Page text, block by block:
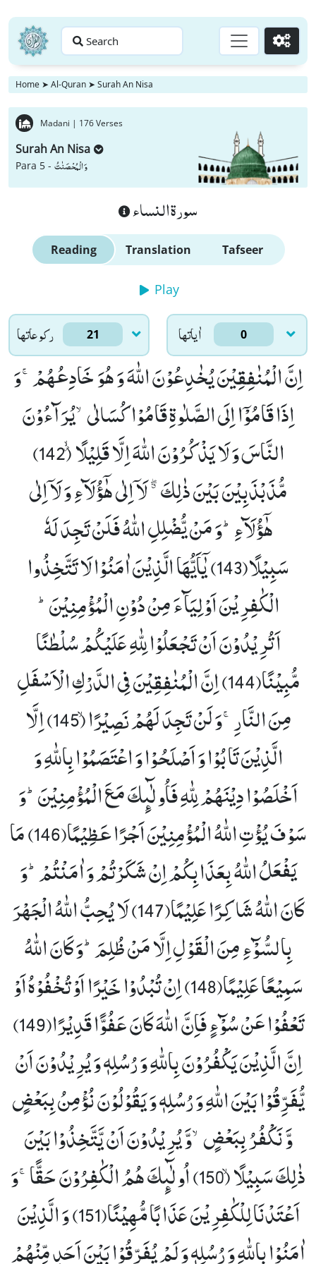
Search Go
Home ➤ Al-Quran ➤ Surah An Nisa
Madani | 176 Verses
Surah An Nisa
Para 5 - وَ الْمُحْصَنٰتُ
سورة النساء
Reading Translation Tafseer
Play
ركوعاتها 21 اٰياتها 0
اِنَّ الْمُنٰفِقِیْنَ یُخٰدِعُوْنَ اللّٰهَ وَ هُوَ خَادِعُهُمْۚ-وَ
اِذَا قَامُوْۤا اِلَى الصَّلٰوةِ قَامُوْا كُسَالٰىۙ-یُرَآءُوْنَ
النَّاسَ وَ لَا یَذْكُرُوْنَ اللّٰهَ اِلَّا قَلِیْلًا٘ۙ (142)
مُّذَبْذَبِیْنَ بَیْنَ ذٰلِكَ ﳓ لَاۤ اِلٰى هٰۤؤُلَآءِ وَ لَاۤ اِلٰى
هٰۤؤُلَآءِؕ-وَ مَنْ یُّضْلِلِ اللّٰهُ فَلَنْ تَجِدَ لَهٗ
سَبِیْلًا(143)
یٰۤاَیُّهَا الَّذِیْنَ اٰمَنُوْا لَا تَتَّخِذُوا
الْكٰفِرِیْنَ اَوْلِیَآءَ مِنْ دُوْنِ الْمُؤْمِنِیْنَؕ-
اَتُرِیْدُوْنَ اَنْ تَجْعَلُوْا لِلّٰهِ عَلَیْكُمْ سُلْطٰنًا
مُّبِیْنًا(144)
اِنَّ الْمُنٰفِقِیْنَ فِی الدَّرْكِ الْاَسْفَلِ
مِنَ النَّارِۚ-وَ لَنْ تَجِدَ لَهُمْ نَصِیْرًاۙ (145)
اِلَّا
الَّذِیْنَ تَابُوْا وَ اَصْلَحُوْا وَ اعْتَصَمُوْا بِاللّٰهِ وَ
اَخْلَصُوْا دِیْنَهُمْ لِلّٰهِ فَاُولٰٓىٕكَ مَعَ الْمُؤْمِنِیْنَؕ-وَ
سَوْفَ یُؤْتِ اللّٰهُ الْمُؤْمِنِیْنَ اَجْرًا عَظِیْمًا(146)
مَا
یَفْعَلُ اللّٰهُ بِعَذَابِكُمْ اِنْ شَكَرْتُمْ وَ اٰمَنْتُمْؕ-وَ
كَانَ اللّٰهُ شَاكِرًا عَلِیْمًا(147)
لَا یُحِبُّ اللّٰهُ الْجَهْرَ
بِالسُّوْٓءِ مِنَ الْقَوْلِ اِلَّا مَنْ ظُلِمَؕ-وَ كَانَ اللّٰهُ
سَمِیْعًا عَلِیْمًا(148)
اِنْ تُبْدُوْا خَیْرًا اَوْ تُخْفُوْهُ اَوْ
تَعْفُوْا عَنْ سُوْٓءٍ فَاِنَّ اللّٰهَ كَانَ عَفُوًّا قَدِیْرًا(149)
اِنَّ الَّذِیْنَ یَكْفُرُوْنَ بِاللّٰهِ وَ رُسُلِهٖ وَ یُرِیْدُوْنَ اَنْ
یُّفَرِّقُوْا بَیْنَ اللّٰهِ وَ رُسُلِهٖ وَ یَقُوْلُوْنَ نُؤْمِنُ بِبَعْضٍ
وَّ نَكْفُرُ بِبَعْضٍۙ-وَّ یُرِیْدُوْنَ اَنْ یَّتَّخِذُوْا بَیْنَ
ذٰلِكَ سَبِیْلًاۙ (150)
اُولٰٓىٕكَ هُمُ الْكٰفِرُوْنَ حَقًّاۚ-وَ
اَعْتَدْنَا لِلْكٰفِرِیْنَ عَذَابًا مُّهِیْنًا(151)
وَ الَّذِیْنَ
اٰمَنُوْا بِاللّٰهِ وَ رُسُلِهٖ وَ لَمْ یُفَرِّقُوْا بَیْنَ اَحَدٍ مِّنْهُمْ